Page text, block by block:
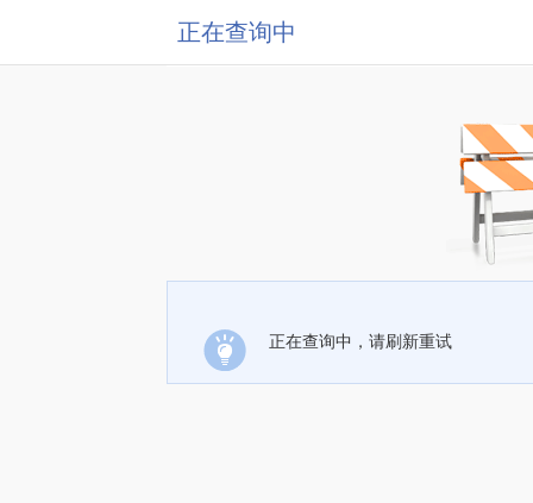
正在查询中
正在查询中，请刷新重试